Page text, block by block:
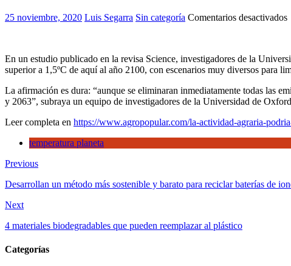
25 noviembre, 2020 Luis Segarra Sin categoría Comentarios desactivadosen
En un estudio publicado en la revisa Science, investigadores de la
superior a 1,5ºC de aquí al año 2100, con escenarios muy diversos para
La afirmación es dura: “aunque se eliminaran inmediatamente todas las
y 2063”, subraya un equipo de investigadores de la Universidad de
Leer completa en https://www.agropopular.com/la-actividad-agraria-
temperatura planeta
Previous
Desarrollan un método más sostenible y barato para reciclar baterías de
Next
4 materiales biodegradables que pueden reemplazar al plástico
Categorías